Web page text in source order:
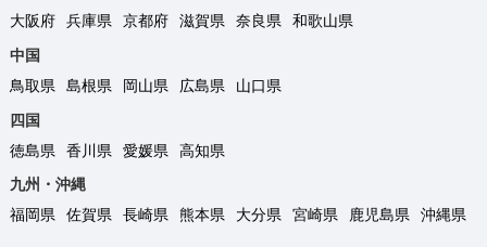
大阪府
兵庫県 京都府 滋賀県 奈良県
和歌山県
中国
鳥取県
島根県 岡山県 広島県
山口県
四国
徳島県
香川県 愛媛県
高知県
九州・沖縄
福岡県
佐賀県 長崎県 熊本県 大分県 宮崎県 鹿児島県 沖縄県